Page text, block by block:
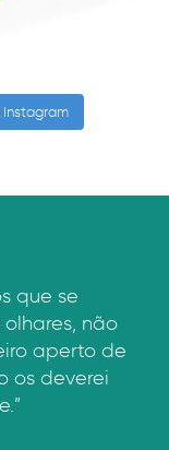
Instagram
que se
não
aperto de
os deverei